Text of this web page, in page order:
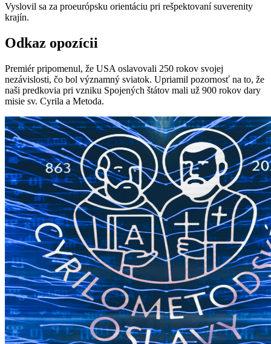
Vyslovil sa za proeurópsku orientáciu pri rešpektovaní suverenity
krajín.
Odkaz opozícii
Premiér pripomenul, že USA oslavovali 250 rokov svojej
nezávislosti, čo bol významný sviatok. Upriamil pozornosť na to, že
naši predkovia pri vzniku Spojených štátov mali už 900 rokov dary
misie sv. Cyrila a Metoda.